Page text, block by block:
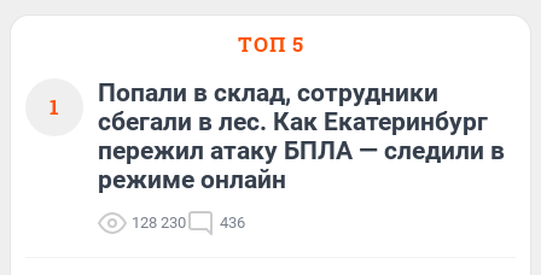
ТОП 5
1
Попали в склад, сотрудники
сбегали в лес. Как Екатеринбург
пережил атаку БПЛА — следили в
режиме онлайн
128 230 436